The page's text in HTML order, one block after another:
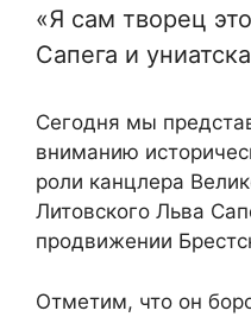
«Я сам творец
Сапега и
Сегодня мы
вниманию
роли канцлера
Литовского Льва
продвижении
Отметим, что он